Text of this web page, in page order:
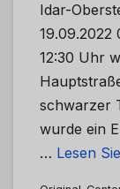
Idar-
19.09.2022
12:30 Uhr
schwarzer
wurde ein
… Lesen